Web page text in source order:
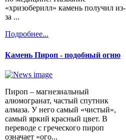
«хризоберилл» камень получил из-
за ...
Подробнее...
Камень Пироп - подобный огню
Пироп – магнезиальный
алюмогранат, частый спутник
алмаза. У него самый «чистый»,
самый яркий красный цвет. В
переводе с греческого пироп
означает «ого...